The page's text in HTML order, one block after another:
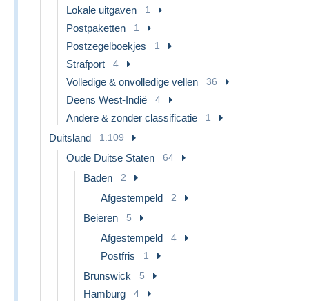
Lokale uitgaven 1
Postpaketten 1
Postzegelboekjes 1
Strafport 4
Volledige & onvolledige vellen 36
Deens West-Indië 4
Andere & zonder classificatie 1
Duitsland 1.109
Oude Duitse Staten 64
Baden 2
Afgestempeld 2
Beieren 5
Afgestempeld 4
Postfris 1
Brunswick 5
Hamburg 4